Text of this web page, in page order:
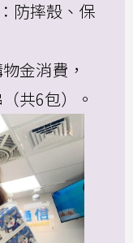
防摔殼、保
金消費，
共6包）。